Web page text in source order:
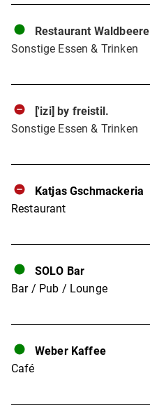
Restaurant Waldbeere
Sonstige Essen & Trinken
['izi] by freistil.
Sonstige Essen & Trinken
Katjas Gschmackeria
Restaurant
SOLO Bar
Bar / Pub / Lounge
Weber Kaffee
Café